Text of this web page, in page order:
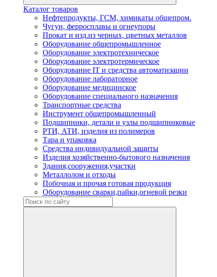
Каталог товаров
Нефтепродукты, ГСМ, химикаты общепром.
Чугун, ферросплавы и огнеупоры
Прокат и изд.из черных, цветных металлов
Оборудование общепромышленное
Оборудование электротехническое
Оборудование электротермическое
Оборудование IT и средства автоматизации
Оборудование лабораторное
Оборудование медицинское
Оборудование специального назначения
Транспортные средства
Инструмент общепромышленный
Подшипники, детали и узлы подшипниковые
РТИ, АТИ, изделия из полимеров
Тара и упаковка
Средства индивидуальной защиты
Изделия хозяйственно-бытового назначения
Здания,сооружения,участки
Металлолом и отходы
Побочная и прочая готовая продукция
Оборудование сварки,пайки,огневой резки